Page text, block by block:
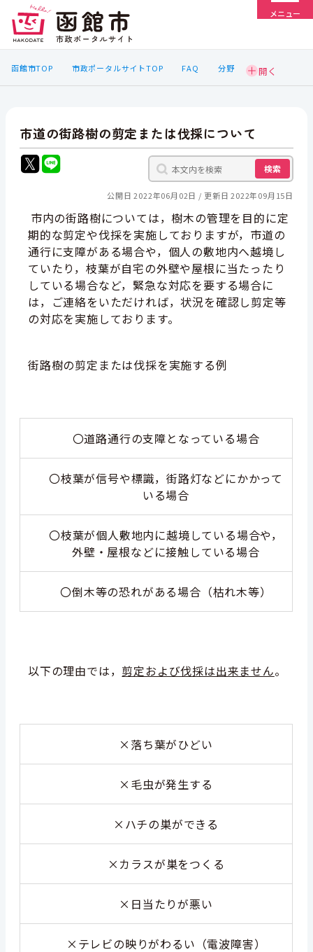
メニュー
函館市TOP 市政ポータルサイトTOP FAQ 分野
市道の街路樹の剪定または伐採について
検索
公開日 2022年06月02日 更新日 2022年09月15日
市内の街路樹については，樹木の管理を目的に定
期的な剪定や伐採を実施しておりますが，市道の
通行に支障がある場合や，個人の敷地内へ越境し
ていたり，枝葉が自宅の外壁や屋根に当たったり
している場合など，緊急な対応を要する場合に
は，ご連絡をいただければ，状況を確認し剪定等
の対応を実施しております。
街路樹の剪定または伐採を実施する例
〇道路通行の支障となっている場合
〇枝葉が信号や標識，街路灯などにかかって
いる場合
〇枝葉が個人敷地内に越境している場合や，
外壁・屋根などに接触している場合
〇倒木等の恐れがある場合（枯れ木等）
以下の理由では， 剪定および伐採は出来ません。
× 落ち葉がひどい
× 毛虫が発生する
×ハチの巣ができる
×カラスが巣をつくる
× 日当たりが悪い
× テレビの映りがわるい（電波障害）